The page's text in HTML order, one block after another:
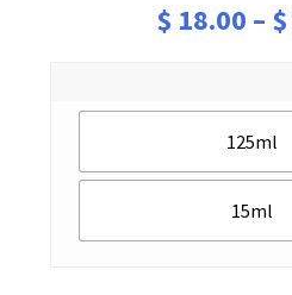
$ 18.00 – $
125ml
15ml